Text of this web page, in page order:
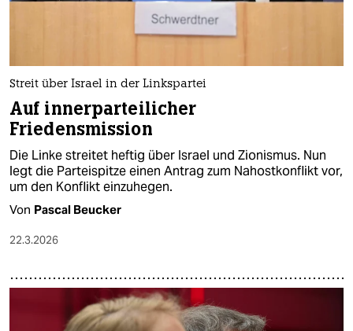
Streit über Israel in der Linkspartei
Auf innerparteilicher
Friedensmission
Die Linke streitet heftig über Israel und Zionismus. Nun
legt die Parteispitze einen Antrag zum Nahostkonflikt vor,
um den Konflikt einzuhegen.
Von Pascal Beucker
22.3.2026